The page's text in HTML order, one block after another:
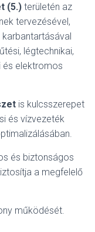
(5.) területén az
tervezésével,
légtechnikai,
és elektromos
is kulcsszerepet
és vízvezeték
és biztonságos
a megfelelő
működését.